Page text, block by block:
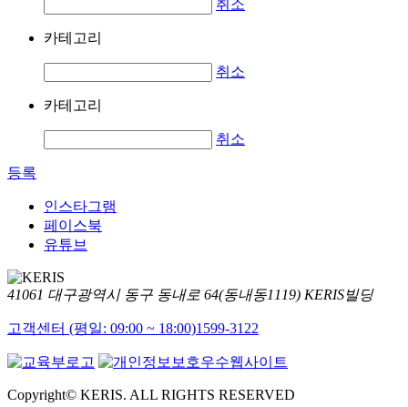
취소
카테고리
취소
카테고리
취소
등록
인스타그램
페이스북
유튜브
41061 대구광역시 동구 동내로 64(동내동1119) KERIS빌딩
고객센터 (평일: 09:00 ~ 18:00)1599-3122
Copyright© KERIS. ALL RIGHTS RESERVED